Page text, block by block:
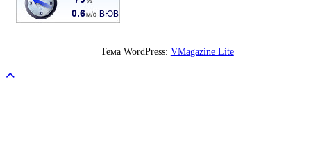
Тема WordPress: VMagazine Lite